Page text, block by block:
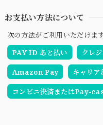
お支払い方法について
次の方法がご利用いただけます
PAY ID あと払い
クレ
Amazon Pay キャリア
コンビニ決済またはPay-